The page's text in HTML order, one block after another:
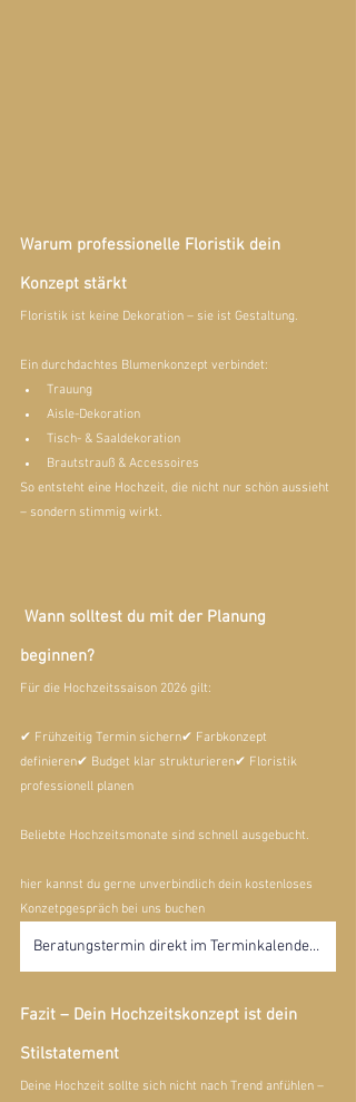
Warum professionelle Floristik dein
Konzept stärkt
Floristik ist keine Dekoration – sie ist Gestaltung.
Ein durchdachtes Blumenkonzept verbindet:
Trauung
Aisle-Dekoration
Tisch- & Saaldekoration
Brautstrauß & Accessoires
So entsteht eine Hochzeit, die nicht nur schön aussieht
– sondern stimmig wirkt.
beginnen?
Für die Hochzeitssaison 2026 gilt:
✔ Frühzeitig Termin sichern✔ Farbkonzept
definieren✔ Budget klar strukturieren✔ Floristik
professionell planen
Beliebte Hochzeitsmonate sind schnell ausgebucht.
hier kannst du gerne unverbindlich dein kostenloses
Konzetpgespräch bei uns buchen
Beratungstermin direkt im Terminkalender buchen
Fazit – Dein Hochzeitskonzept ist dein
Stilstatement
Deine Hochzeit sollte sich nicht nach Trend anfühlen –